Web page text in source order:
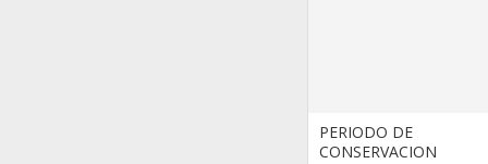
PERIODO DE
CONSERVACION